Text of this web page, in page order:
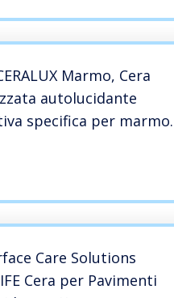
Marmo, Cera
autolucidante
specifica per marmo,
A elevata
Care Solutions
Cera per Pavimenti